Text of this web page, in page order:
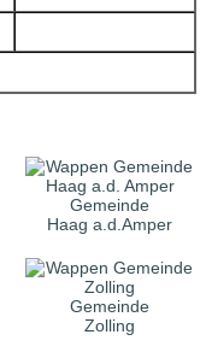
Gemeinde
Haag a.d.Amper
Gemeinde
Zolling